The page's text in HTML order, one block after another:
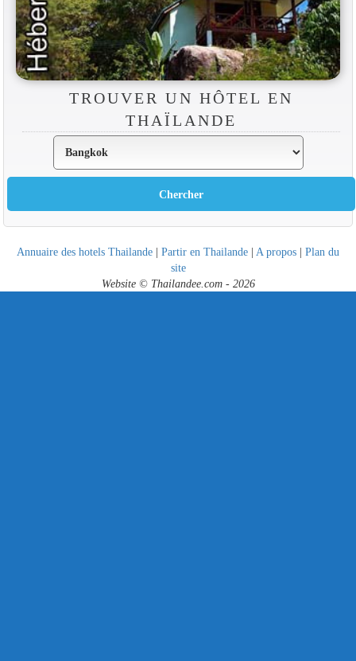
TROUVER UN HÔTEL EN
THAÏLANDE
Annuaire des hotels Thailande | Partir en Thailande | A propos | Plan du
site
Website © Thailandee.com - 2026